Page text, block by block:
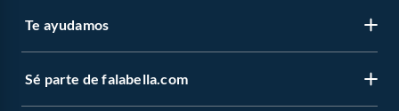
Te ayudamos
Sé parte de falabella.com